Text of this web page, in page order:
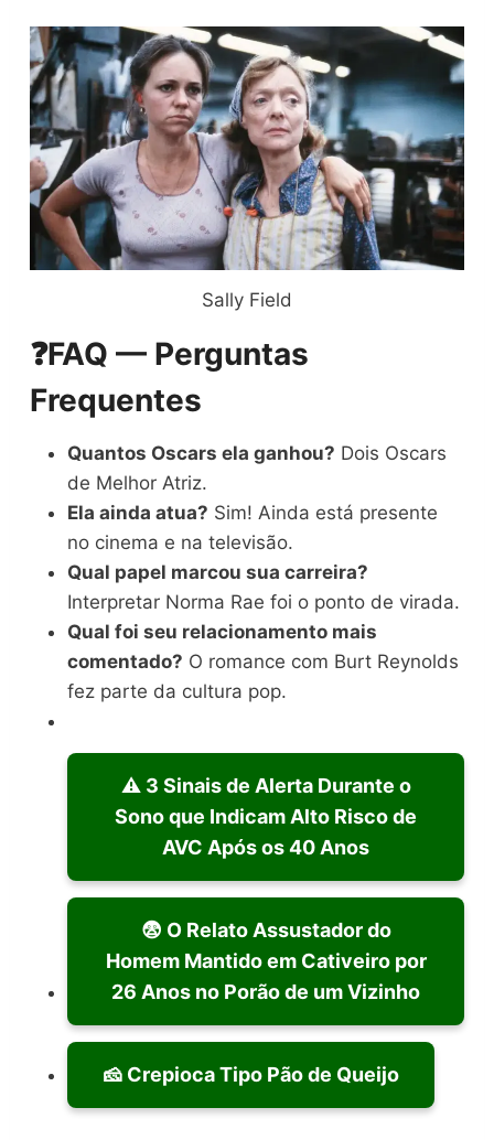
Sally Field
❓FAQ — Perguntas
Frequentes
Quantos Oscars ela ganhou? Dois Oscars
de Melhor Atriz.
Ela ainda atua? Sim! Ainda está presente
no cinema e na televisão.
Qual papel marcou sua carreira?
Interpretar Norma Rae foi o ponto de virada.
Qual foi seu relacionamento mais
comentado? O romance com Burt Reynolds
fez parte da cultura pop.
⚠️ 3 Sinais de Alerta Durante o
Sono que Indicam Alto Risco de
AVC Após os 40 Anos
😨 O Relato Assustador do
Homem Mantido em Cativeiro por
26 Anos no Porão de um Vizinho
🧀 Crepioca Tipo Pão de Queijo